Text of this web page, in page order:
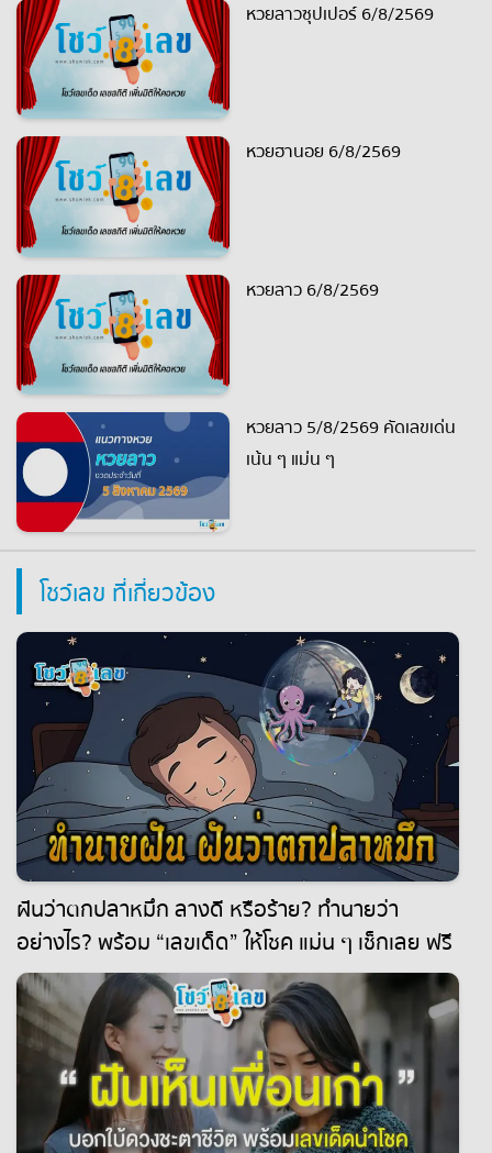
หวยลาวซุปเปอร์ 6/8/2569
หวยฮานอย 6/8/2569
หวยลาว 6/8/2569
หวยลาว 5/8/2569 คัดเลขเด่น
เน้น ๆ แม่น ๆ
โชว์เลข ที่เกี่ยวข้อง
ฝันว่าตกปลาหมึก ลางดี หรือร้าย? ทำนายว่า
อย่างไร? พร้อม “เลขเด็ด” ให้โชค แม่น ๆ เช็กเลย ฟรี
!!!